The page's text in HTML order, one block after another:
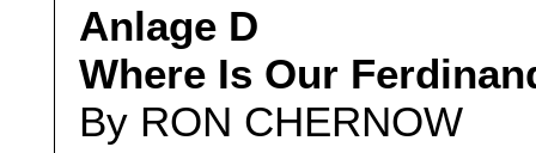
Anlage D
Where Is Our
By RON CHERNOW